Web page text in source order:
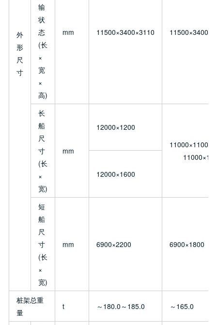
外
形
尺
寸
输
状
态
(长
×
宽
×
高)
mm 11500×3400×3110
长
船
尺
寸
(长
×
宽)
mm
12000×1200
11000×1100
12000×1600
短
船
尺
寸
(长
×
宽)
mm 6900×2200 6900×1800
桩架总重
量
t ～180.0～185.0 ～165.0